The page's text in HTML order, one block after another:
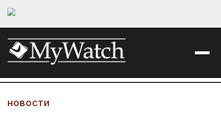
НОВОСТИ